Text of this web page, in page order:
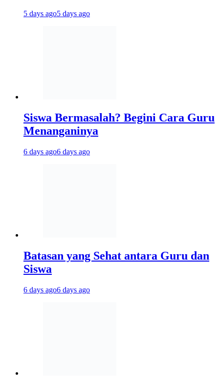
5 days ago5 days ago
Siswa Bermasalah? Begini Cara Guru
Menanganinya
6 days ago6 days ago
Batasan yang Sehat antara Guru dan
Siswa
6 days ago6 days ago